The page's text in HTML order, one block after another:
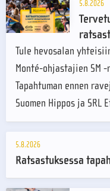
5.8.2026
Tule hevosalan
Monté-ohjastajien SM
Tapahtuman ennen
Suomen Hippos ja SRL
5.8.2026
Ratsastuksessa